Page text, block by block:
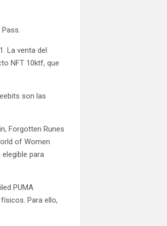
La venta del
NFT 10ktf, que
son las
Forgotten Runes
of Women
para
PUMA
Para ello,